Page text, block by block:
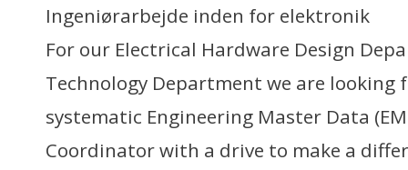
Ingeniørarbejde inden for elektronik
For our Electrical Hardware Design
Technology Department we are looking
systematic Engineering Master Data
Coordinator with a drive to make a